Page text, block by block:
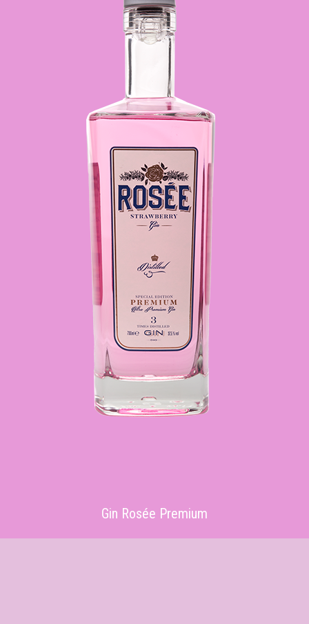
Gin Rosée Premium